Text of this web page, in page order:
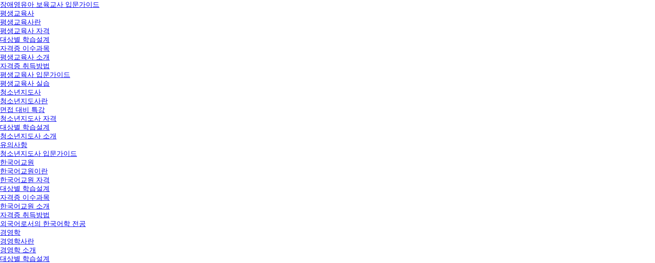
장애영유아 보육교사 입문가이드
평생교육사
평생교육사란
평생교육사 자격
대상별 학습설계
자격증 이수과목
평생교육사 소개
자격증 취득방법
평생교육사 입문가이드
평생교육사 실습
청소년지도사
청소년지도사란
면접 대비 특강
청소년지도사 자격
대상별 학습설계
청소년지도사 소개
유의사항
청소년지도사 입문가이드
한국어교원
한국어교원이란
한국어교원 자격
대상별 학습설계
자격증 이수과목
한국어교원 소개
자격증 취득방법
외국어로서의 한국어학 전공
경영학
경영학사란
경영학 소개
대상별 학습설계